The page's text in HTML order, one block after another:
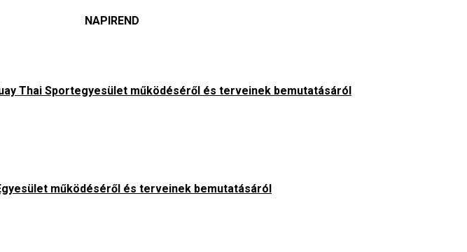
NAPIREND
Thai Sportegyesület működéséről és terveinek bemutatásáról
működéséről és terveinek bemutatásáról